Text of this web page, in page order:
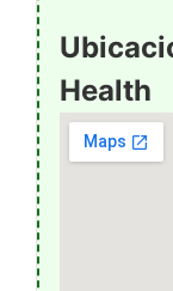
Health